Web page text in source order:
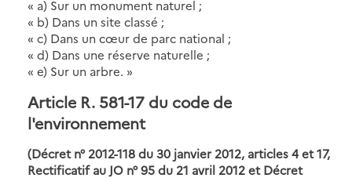
« a) Sur un monument naturel ;
« b) Dans un site classé ;
« c) Dans un cœur de parc national ;
« d) Dans une réserve naturelle ;
« e) Sur un arbre. »
Article R. 581-17 du code de
l'environnement
(Décret n° 2012-118 du 30 janvier 2012, articles 4 et 17,
Rectificatif au JO n° 95 du 21 avril 2012 etDécret